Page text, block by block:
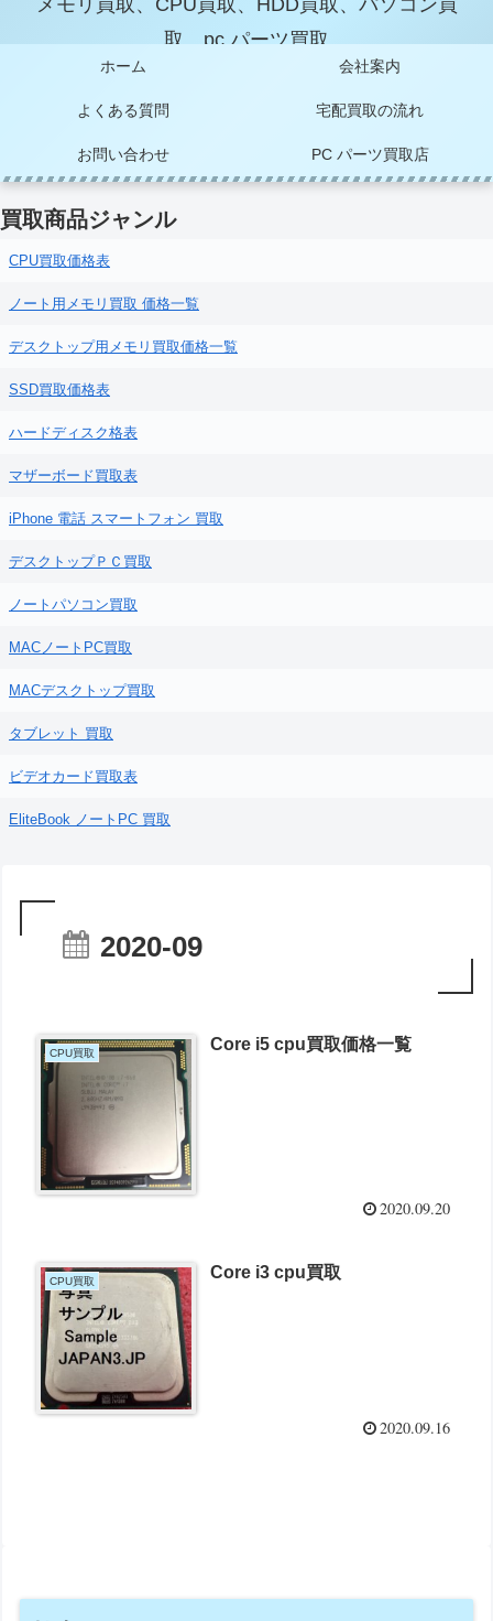
メモリ買取、CPU買取、HDD買取、パソコン買
取、pc パーツ買取
ホーム 会社案内
よくある質問 宅配買取の流れ
お問い合わせ PC パーツ買取店
買取商品ジャンル
CPU買取価格表
ノート用メモリ買取 価格一覧
デスクトップ用メモリ買取価格一覧
SSD買取価格表
ハードディスク格表
マザーボード買取表
iPhone 電話 スマートフォン 買取
デスクトップＰＣ買取
ノートパソコン買取
MACノートPC買取
MACデスクトップ買取
タブレット 買取
ビデオカード買取表
EliteBook ノートPC 買取
2020-09
CPU買取 Core i5 cpu買取価格一覧
2020.09.20
CPU買取 Core i3 cpu買取
2020.09.16